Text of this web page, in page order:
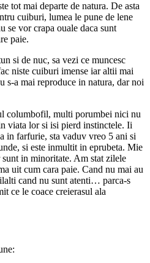
tot mai departe de natura. De asta
cuiburi, lumea le pune de lene
se vor crapa ouale daca sunt
paie.
si de nuc, sa vezi ce muncesc
niste cuiburi imense iar altii mai
a mai reproduce in natura, dar noi
columbofil, multi porumbei nici nu
viata lor si isi pierd instinctele. Ii
in farfurie, sta vaduv vreo 5 ani si
si este inmultit in eprubeta. Mie
in minoritate. Am stat zilele
uit cum cara paie. Cand nu mai au
cand nu sunt atenti… parca-s
ce le coace creierasul ala